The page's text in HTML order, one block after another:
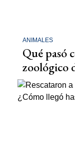
ANIMALES
Qué pasó
zoológico